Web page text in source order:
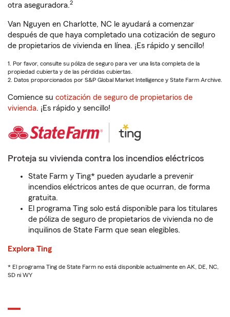
otra aseguradora.2
Van Nguyen en Charlotte, NC le ayudará a comenzar
después de que haya completado una cotización de seguro
de propietarios de vivienda en línea. ¡Es rápido y sencillo!
1. Por favor, consulte su póliza de seguro para ver una lista completa de la
propiedad cubierta y de las pérdidas cubiertas.
2. Datos proporcionados por S&P Global Market Intelligence y State Farm Archive.
Comience su cotización de seguro de propietarios de
vivienda. ¡Es rápido y sencillo!
Proteja su vivienda contra los incendios eléctricos
State Farm y Ting* pueden ayudarle a prevenir
incendios eléctricos antes de que ocurran, de forma
gratuita.
El programa Ting solo está disponible para los titulares
de póliza de seguro de propietarios de vivienda no de
inquilinos de State Farm que sean elegibles.
Explora Ting
* El programa Ting de State Farm no está disponible actualmente en AK, DE, NC,
SD ni WY